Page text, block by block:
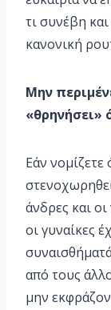
τι συνέβη
κανονική
Μην
«θρηνήσει»
Εάν
άνδρες και
οι γυναίκες
από τους
μην